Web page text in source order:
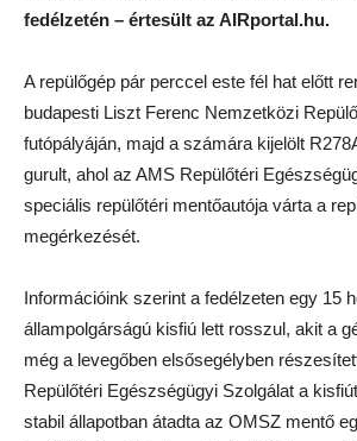
fedélzetén – értesült az AIRportal.hu.
A repülőgép pár perccel este fél hat előtt
budapesti Liszt Ferenc Nemzetközi
futópályáján, majd a számára kijelölt
gurult, ahol az AMS Repülőtéri
speciális repülőtéri mentőautója várta a
megérkezését.
Információink szerint a fedélzeten egy 15
állampolgárságú kisfiú lett rosszul, akit a
még a levegőben elsősegélyben
Repülőtéri Egészségügyi Szolgálat a
stabil állapotban átadta az OMSZ mentő